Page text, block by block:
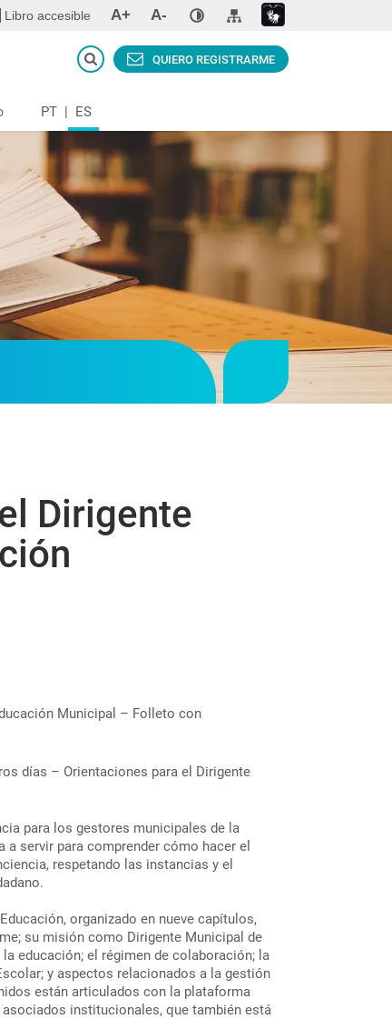
Libro accesible A+ A-
PT | ES
QUIERO REGISTRARME
Dirigente
Municipal – Folleto con
días – Orientaciones para el Dirigente
para los gestores municipales de la
servir para comprender cómo hacer el
respetando las instancias y el
organizado en nueve capítulos,
su misión como Dirigente Municipal de
educación; el régimen de colaboración; la
y aspectos relacionados a la gestión
están articulados con la plataforma
institucionales, que también está